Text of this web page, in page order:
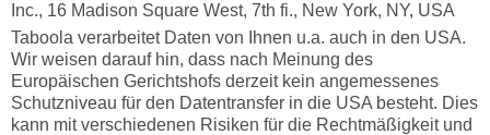
Inc., 16 Madison Square West, 7th fi., New York, NY, USA
Taboola verarbeitet Daten von Ihnen u.a. auch in den USA.
Wir weisen darauf hin, dass nach Meinung des
Europäischen Gerichtshofs derzeit kein angemessenes
Schutzniveau für den Datentransfer in die USA besteht. Dies
kann mit verschiedenen Risiken für die Rechtmäßigkeit und